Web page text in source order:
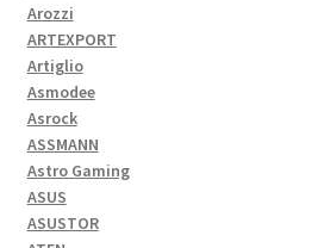
Arozzi
ARTEXPORT
Artiglio
Asmodee
Asrock
ASSMANN
Astro Gaming
ASUS
ASUSTOR